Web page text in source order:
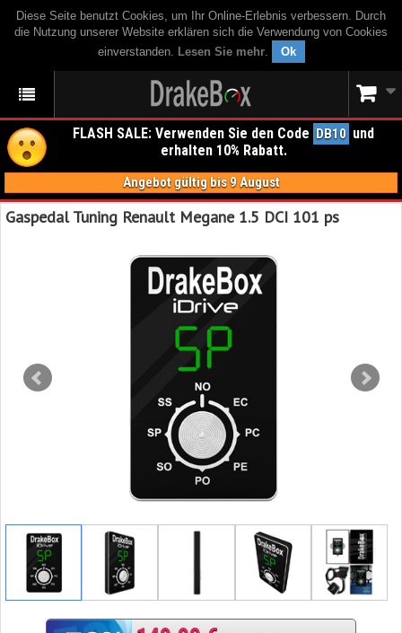
Diese Seite benutzt Cookies, um Ihr Online-Erlebnis verbessern. Durch
die Nutzung unserer Website erklären sich die Verwendung von Cookies
einverstanden. Lesen Sie mehr. Ok
FLASH SALE: Verwenden Sie den Code DB10 und
erhalten 10% Rabatt.
Angebot gültig bis 9 August
Gaspedal Tuning Renault Megane 1.5 DCI 101 ps